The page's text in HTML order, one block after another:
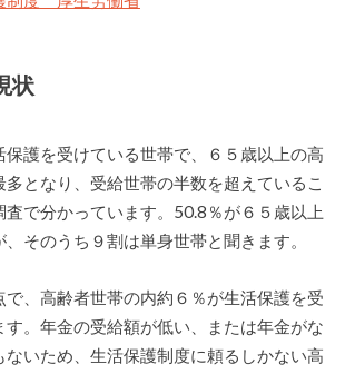
状
保護を受けている世帯で、６５歳以上の高
となり、受給世帯の半数を超えているこ
査で分かっています。50.8％が６５歳以上
そのうち９割は単身世帯と聞きます。
で、高齢者世帯の内約６％が生活保護を受
。年金の受給額が低い、または年金がな
ないため、生活保護制度に頼るしかない高